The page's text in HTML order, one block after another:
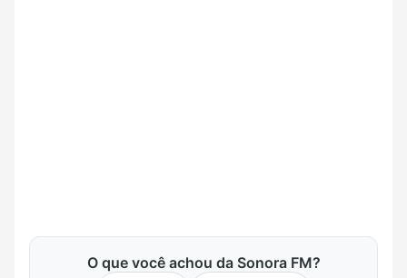
O que você achou da Sonora FM?